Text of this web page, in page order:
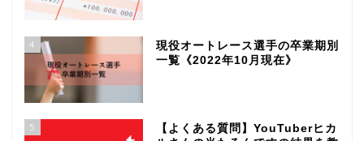
4
現役オートレース選手の卒業期別
一覧《2022年10月現在》
5
【よくある質問】YouTuberヒカ